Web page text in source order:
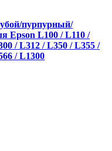
пурпурный/
Epson L100 / L110 /
/ L312 / L350 / L355 /
/ L1300